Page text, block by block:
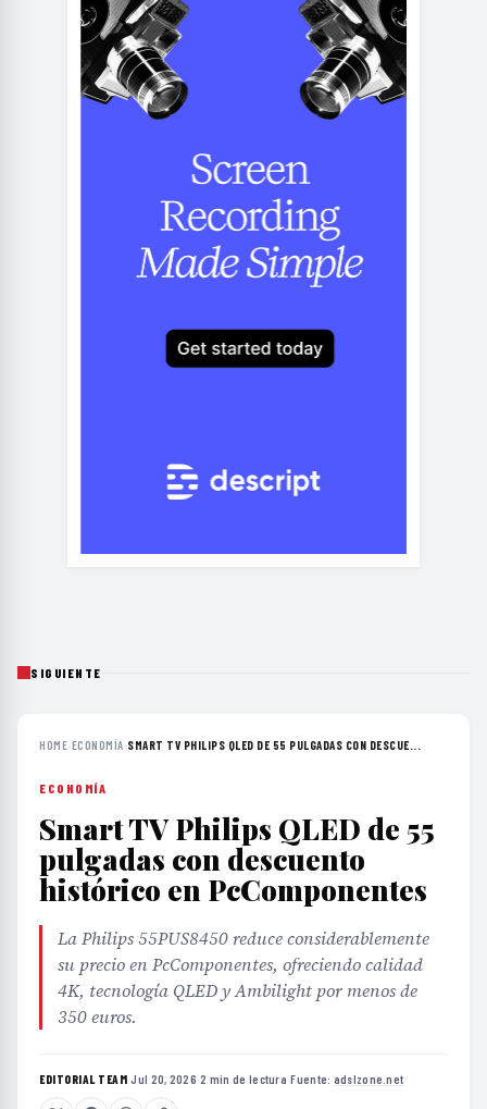
SIGUIENTE
HOME›ECONOMÍA›SMART TV PHILIPS QLED DE 55 PULGADAS CON DESCUE...
ECONOMÍA
Smart TV Philips QLED de 55
pulgadas con descuento
histórico en PcComponentes
La Philips 55PUS8450 reduce considerablemente
su precio en PcComponentes, ofreciendo calidad
4K, tecnología QLED y Ambilight por menos de
350 euros.
EDITORIAL TEAM·Jul 20, 2026·2 min de lectura·Fuente: adslzone.net